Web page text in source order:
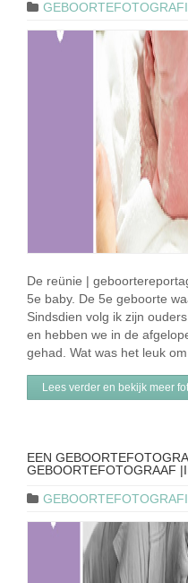
De reünie |
5e baby. De 5e geboorte
Sindsdien volg ik zijn
en hebben we in de
gehad. Wat was het leuk
Lees verder en bekijk meer
EEN
GEBOORTEFOTOGRAAF